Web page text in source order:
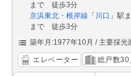
まで 徒歩3分
京浜東北・根岸線 「 川口 」駅
まで 徒歩3分
築年月:1977年10月
主要採光
エレベーター 総戸数30